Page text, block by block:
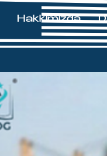
Hakkımızda